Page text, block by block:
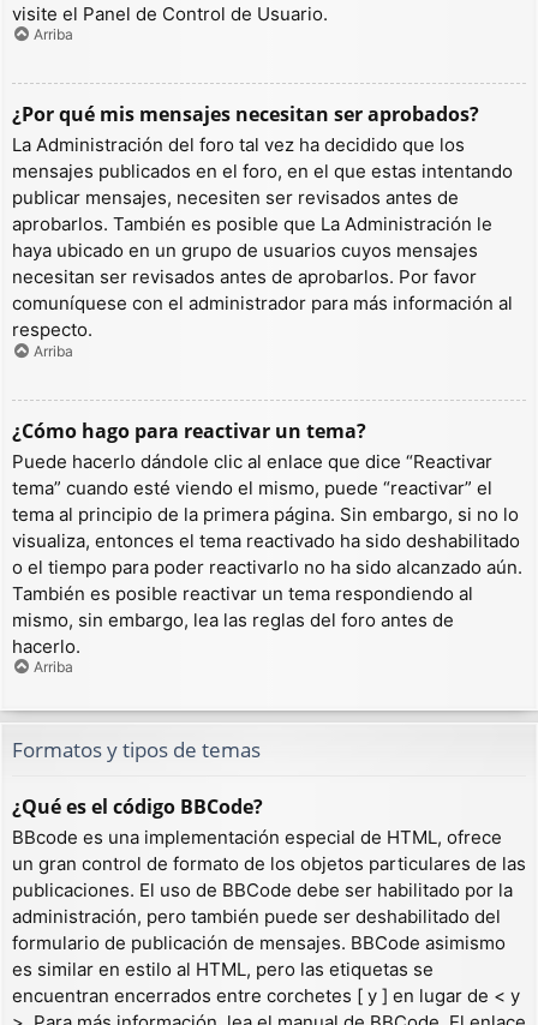
visite el Panel de Control de Usuario.
Arriba
¿Por qué mis mensajes necesitan ser aprobados?
La Administración del foro tal vez ha decidido que los
mensajes publicados en el foro, en el que estas intentando
publicar mensajes, necesiten ser revisados antes de
aprobarlos. También es posible que La Administración le
haya ubicado en un grupo de usuarios cuyos mensajes
necesitan ser revisados antes de aprobarlos. Por favor
comuníquese con el administrador para más información al
respecto.
Arriba
¿Cómo hago para reactivar un tema?
Puede hacerlo dándole clic al enlace que dice “Reactivar
tema” cuando esté viendo el mismo, puede “reactivar” el
tema al principio de la primera página. Sin embargo, si no lo
visualiza, entonces el tema reactivado ha sido deshabilitado
o el tiempo para poder reactivarlo no ha sido alcanzado aún.
También es posible reactivar un tema respondiendo al
mismo, sin embargo, lea las reglas del foro antes de
hacerlo.
Arriba
Formatos y tipos de temas
¿Qué es el código BBCode?
BBcode es una implementación especial de HTML, ofrece
un gran control de formato de los objetos particulares de las
publicaciones. El uso de BBCode debe ser habilitado por la
administración, pero también puede ser deshabilitado del
formulario de publicación de mensajes. BBCode asimismo
es similar en estilo al HTML, pero las etiquetas se
encuentran encerrados entre corchetes [ y ] en lugar de < y